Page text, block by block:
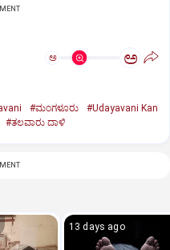
ಅ ಅ
#ಮಂಗಳೂರು
#Udayavani Kan
#ತಲವಾರು ದಾಳಿ
13 days ago